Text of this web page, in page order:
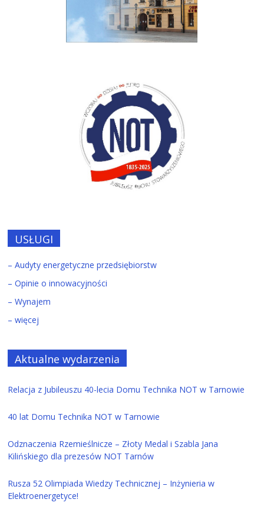
USŁUGI
– Audyty energetyczne przedsiębiorstw
– Opinie o innowacyjności
– Wynajem
– więcej
Aktualne wydarzenia
Relacja z Jubileuszu 40-lecia Domu Technika NOT w Tarnowie
40 lat Domu Technika NOT w Tarnowie
Odznaczenia Rzemieślnicze – Złoty Medal i Szabla Jana
Kilińskiego dla prezesów NOT Tarnów
Rusza 52 Olimpiada Wiedzy Technicznej – Inżynieria w
Elektroenergetyce!